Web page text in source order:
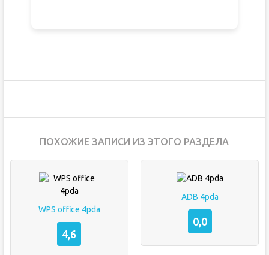
ПОХОЖИЕ ЗАПИСИ ИЗ ЭТОГО РАЗДЕЛА
WPS office 4pda
4,6
ADB 4pda
0,0